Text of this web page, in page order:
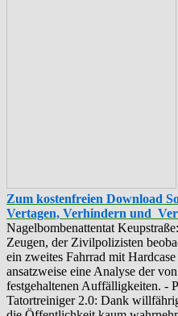
Zum kostenfreien Download
Vertagen, Verhindern und
‪Nagelbombenattentat‬
Zeugen, der Zivilpolizisten
ein zweites Fahrrad mit
ansatzweise eine Analyse der
festgehaltenen Auffälligkeiten. -
‪Tatortreiniger‬ 2.0: Dank